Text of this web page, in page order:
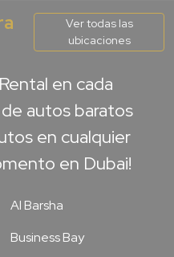
Ver todas las
ubicaciones
en cada
autos baratos
en cualquier
en Dubai!
Al Barsha
Business Bay